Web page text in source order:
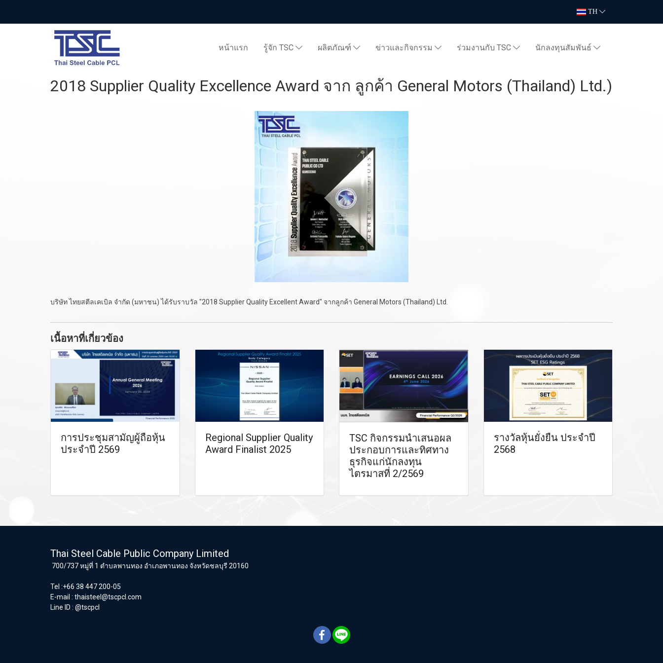
TH
หน้าแรก รู้จัก TSC ผลิตภัณฑ์ ข่าวและกิจกรรม ร่วมงานกับ TSC นักลงทุนสัมพันธ์
2018 Supplier Quality Excellence Award จาก ลูกค้า General Motors (Thailand) Ltd.)
บริษัท ไทยสตีลเคเบิล จำกัด (มหาชน) ได้รับราบวัล "2018 Supplier Quality Excellent Award" จากลูกค้า General Motors (Thailand) Ltd.
เนื้อหาที่เกี่ยวข้อง
การประชุมสามัญผู้ถือหุ้น
ประจำปี 2569
Regional Supplier Quality
Award Finalist 2025
TSC กิจกรรมนำเสนอผล
ประกอบการและทิศทาง
ธุรกิจแก่นักลงทุน
ไตรมาสที่ 2/2569
รางวัลหุ้นยั่งยืน ประจำปี
2568
Thai Steel Cable Public Company Limited
700/737 หมู่ที่ 1 ตำบลพานทอง อำเภอพานทอง จังหวัดชลบุรี 20160
Tel :+66 38 447 200-05
E-mail : thaisteel@tscpcl.com
Line ID : @tscpcl